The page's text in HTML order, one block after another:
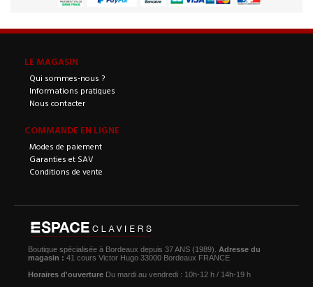
LE MAGASIN
Qui sommes-nous ?
Informations pratiques
Nous contacter
COMMANDE EN LIGNE
Modes de paiement
Garanties et SAV
Conditions de vente
Boutique spécialisée à Bordeaux depuis 37 ANS (1989). Adresse du
magasin : 41 cours Victor Hugo 33000 Bordeaux FRANCE
Horaires d'ouverture Du mardi au vendredi : 10h-12 h / 14h-19 h